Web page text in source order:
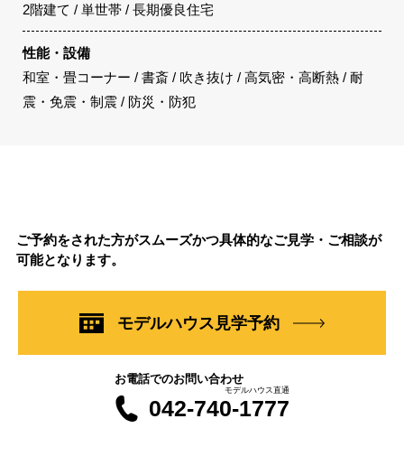
2階建て / 単世帯 / 長期優良住宅
性能・設備
和室・畳コーナー / 書斎 / 吹き抜け / 高気密・高断熱 / 耐
震・免震・制震 / 防災・防犯
ご予約をされた方がスムーズかつ具体的なご見学・ご相談が
可能となります。
モデルハウス見学予約
お電話でのお問い合わせ
042-740-1777
モデルハウス直通